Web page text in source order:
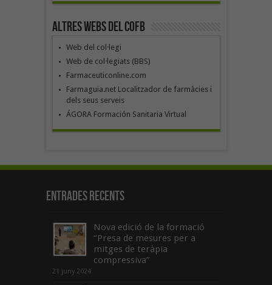
Altres webs del COFB
Web del col·legi
Web de col·legiats (BBS)
Farmaceuticonline.com
Farmaguia.net Localitzador de farmàcies i
dels seus serveis
ÁGORA Formación Sanitaria Virtual
Entrades recents
Nova edició de la formació
“Presa de mesures per a
mitges de teràpia
compressiva”
21 juny 2024